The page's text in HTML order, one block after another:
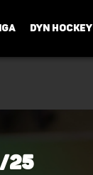
DYN HOCKEY
25